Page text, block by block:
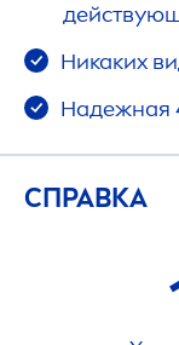
Никаких
Надежная
СПРАВКА